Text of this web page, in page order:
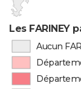
Les FARINEY
Aucun